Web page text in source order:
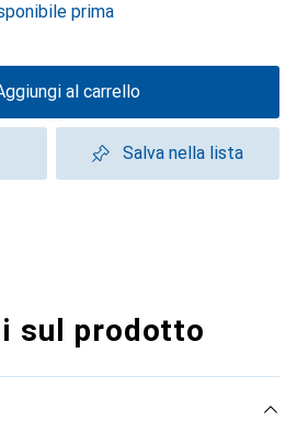
prima
al carrello
Salva nella lista
sul prodotto